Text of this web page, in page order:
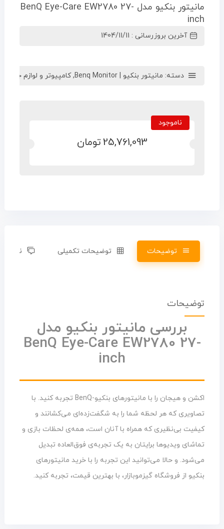
مانیتور بنکیو مدل BenQ Eye-Care EW2780 27-
inch
آخرین بروزرسانی : 1404/11/11
دسته: مانیتور بنکیو | Benq Monitor ,کامپیوتر و لوازم جانبی
ناموجود
25,761,093تومان
توضیحات توضیحات تکمیلی نظرات (0)
توضیحات
بررسی مانیتور بنکیو مدل
BenQ Eye-Care EW2780 27-
inch
اکشن و هیجان را با مانیتورهای بنکیو-BenQ تجربه کنید. با
تصاویری که هر لحظه شما را به شگفت‌زده‌ای می‌کشانند و
کیفیت بی‌نظیری که همراه با آنان است، همه‌ی لحظات بازی و
تماشای ویدیوها برایتان به یک تجربه‌ی فوق‌العاده تبدیل
می‌شود. و حالا می‌توانید این تجربه را با خرید مانیتورهای
بنکیو از فروشگاه گیزموبازار، با بهترین قیمت، تجربه کنید.